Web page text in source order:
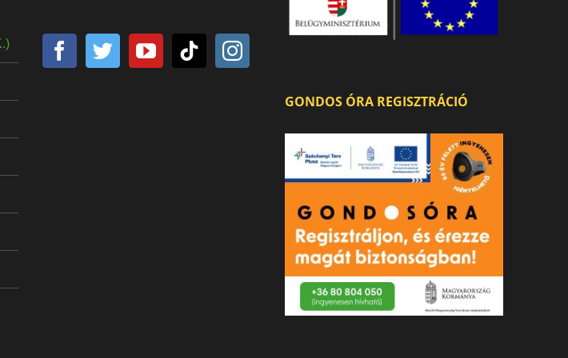
GONDOS ÓRA REGISZTRÁCIÓ